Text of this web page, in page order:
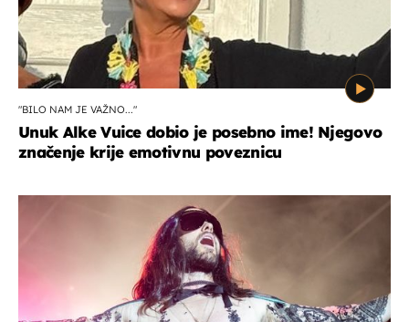
"BILO NAM JE VAŽNO..."
Unuk Alke Vuice dobio je posebno ime! Njegovo
značenje krije emotivnu poveznicu